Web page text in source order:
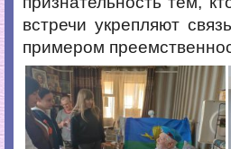
встречи укрепляют
примером